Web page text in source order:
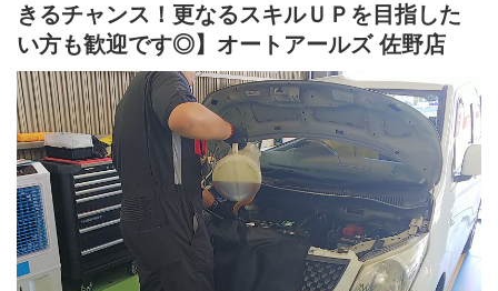
きるチャンス！更なるスキルＵＰを目指した
い方も歓迎です◎】オートアールズ 佐野店